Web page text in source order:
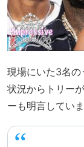
現場にいた3名の
状況からトリー
ーも明言していま